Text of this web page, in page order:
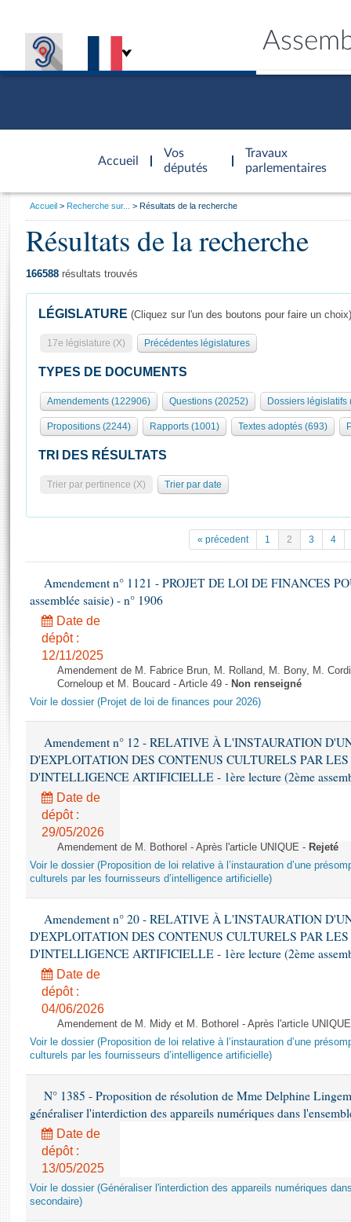
Accueil
d'accueil
Vos
députés
Travaux
parlementaires
Présidence
577 députés
Groupes politiques
Séance publique
Commissions et autres organes
Europe et International
Pétitions
Projets de loi
Propositions de loi
Amendements
Textes adoptés
Rapports d'information
Rapports d'enquête
Rapports sur l'application des lois
Baromètre de l’application des lois
Dossiers législatifs
Budget et sécurité sociale
Questions écrites et orales
Comptes rendus des débats
Général
Rôle et pouvoirs de l'Assemblée
Organisation de l'Assemblée
Présidence Conférence des Présidents Bureau Collège des
Statistiques et chiffres clés
( Constitution | Règlement de l'Assemblée ... )
Juniors
Anciennes législatures
Liens vers les sites publics
Visiter l'Assemblée
Visite virtuelle du palais Bourbon
Assister à une séance
Contacts et plan d'accès
Photos libres de droit
Vous
Accueil Recherche sur... Résultats de la recherche
Résultats de la recherche
166588 résultats trouvés
LÉGISLATURE (Cliquez sur l'un des boutons pour faire un choix)
17e législature (X) Précédentes législatures
TYPES DE DOCUMENTS
Amendements (122906) Questions (20252) Dossiers législatifs
Propositions (2244) Rapports (1001) Textes adoptés (693)
TRI DES RÉSULTATS
Trier par pertinence (X) Trier par date
« précedent 1 2 3 4
Amendement n° 1121 - PROJET DE LOI DE FINANCES
assemblée saisie) - n° 1906
Date de
dépôt :
12/11/2025
Amendement de M. Fabrice Brun, M. Rolland, M. Bony, M.
Corneloup et M. Boucard - Article 49 - Non renseigné
Voir le dossier (Projet de loi de finances pour 2026)
Amendement n° 12 - RELATIVE À L'INSTAURATION
D'EXPLOITATION DES CONTENUS CULTURELS PAR LES
D'INTELLIGENCE ARTIFICIELLE - 1ère lecture (2ème
Date de
dépôt :
29/05/2026
Amendement de M. Bothorel - Après l'article UNIQUE - Rejeté
Voir le dossier (Proposition de loi relative à l’instauration d’une
culturels par les fournisseurs d’intelligence artificielle)
Amendement n° 20 - RELATIVE À L'INSTAURATION
D'EXPLOITATION DES CONTENUS CULTURELS PAR LES
D'INTELLIGENCE ARTIFICIELLE - 1ère lecture (2ème
Date de
dépôt :
04/06/2026
Amendement de M. Midy et M. Bothorel - Après l'article
Voir le dossier (Proposition de loi relative à l’instauration d’une
culturels par les fournisseurs d’intelligence artificielle)
N° 1385 - Proposition de résolution de Mme Delphine
généraliser l'interdiction des appareils numériques dans
Date de
dépôt :
13/05/2025
Voir le dossier (Généraliser l'interdiction des appareils numériques
secondaire)